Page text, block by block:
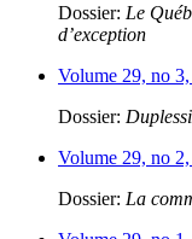
Dossier: Le
d’exception
Volume 29, no
Dossier:
Volume 29, no
Dossier: La